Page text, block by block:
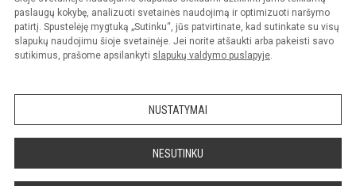
paslaugų kokybę, analizuoti svetainės naudojimą ir optimizuoti naršymo
patirtį. Spustelėję mygtuką „Sutinku“, jūs patvirtinate, kad sutinkate su visų
slapukų naudojimu šioje svetainėje. Jei norite atšaukti arba pakeisti savo
sutikimus, prašome apsilankyti slapukų valdymo puslapyje.
NUSTATYMAI
NESUTINKU
© 2024. VDU Šakių „Žiburio“ gimnazija. Visos teisės saugomos.
Kopijuoti turinį be raštiško gimnazijos sutikimo griežtai draudžiama.